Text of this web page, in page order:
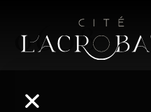
0608